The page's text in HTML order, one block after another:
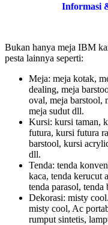
Informasi
Bukan hanya meja IBM
pesta lainnya seperti:
Meja: meja kotak,
dealing, meja
oval, meja barstool,
meja sudut dll.
Kursi: kursi taman,
futura, kursi futura
barstool, kursi
dll.
Tenda: tenda
kaca, tenda kerucut
tenda parasol, tenda
Dekorasi: misty
misty cool, Ac
rumput sintetis,